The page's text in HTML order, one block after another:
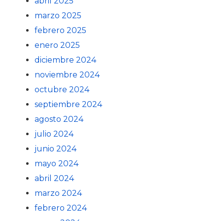
marzo 2025
febrero 2025
enero 2025
diciembre 2024
noviembre 2024
octubre 2024
septiembre 2024
agosto 2024
julio 2024
junio 2024
mayo 2024
abril 2024
marzo 2024
febrero 2024